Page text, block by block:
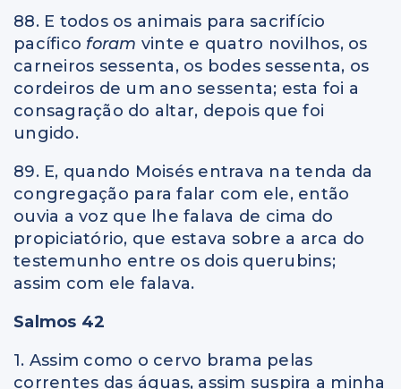
88. E todos os animais para sacrifício
pacífico foram vinte e quatro novilhos, os
carneiros sessenta, os bodes sessenta, os
cordeiros de um ano sessenta; esta foi a
consagração do altar, depois que foi
ungido.
89. E, quando Moisés entrava na tenda da
congregação para falar com ele, então
ouvia a voz que lhe falava de cima do
propiciatório, que estava sobre a arca do
testemunho entre os dois querubins;
assim com ele falava.
Salmos 42
1. Assim como o cervo brama pelas
correntes das águas, assim suspira a minha